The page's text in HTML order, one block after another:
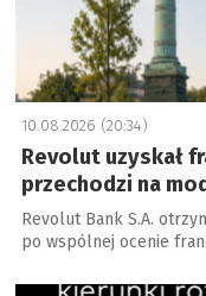
10.08.2026 (20:34)
Revolut uzyskał
przechodzi na
Revolut Bank S.A.
po wspólnej ocenie
a